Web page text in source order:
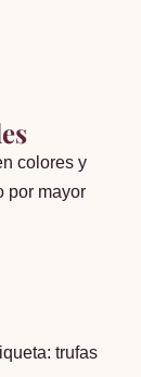
colores y
por mayor
trufas